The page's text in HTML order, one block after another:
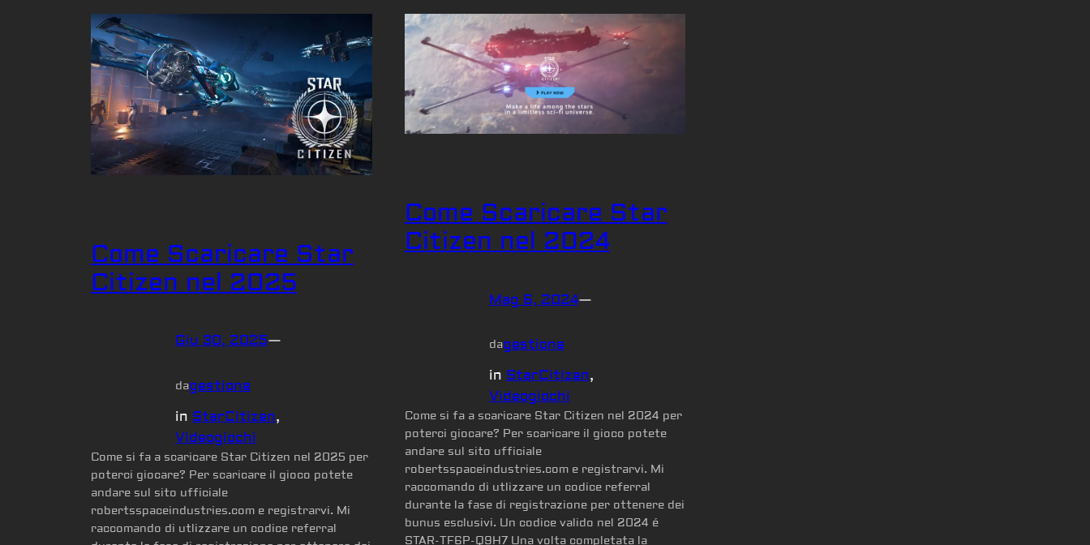
Come Scaricare Star
Citizen nel 2025
Giu 30, 2025—
dagestione
in StarCitizen
Videogiochi
Come si fa a scaricare Star Citizen nel 2025 per
poterci giocare? Per scaricare il gioco potete
andare sul sito ufficiale
robertsspaceindustries.com e registrarvi. Mi
raccomando di utlizzare un codice referral
Come Scaricare Star
Citizen nel 2024
Mag 6, 2024—
dagestione
in StarCitizen
Videogiochi
Come si fa a scaricare Star Citizen nel 2024 per
poterci giocare? Per scaricare il gioco potete
andare sul sito ufficiale
robertsspaceindustries.com e registrarvi. Mi
raccomando di utlizzare un codice referral
durante la fase di registrazione per ottenere dei
bunus esclusivi. Un codice valido nel 2024 é
STAR-TF6P-Q9H7 Una volta completata la